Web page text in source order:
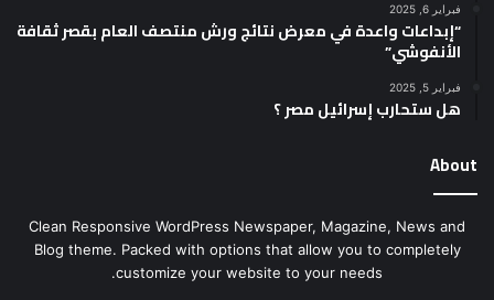
فبراير 6, 2025
“إبداعات واعدة في معرض نتائج ورش منتصف العام بقصر ثقافة
الأنفوشي”
فبراير 5, 2025
هل ستحارب إسرائيل مصر ؟
About
Clean Responsive WordPress Newspaper, Magazine, News and
Blog theme. Packed with options that allow you to completely
customize your website to your needs.